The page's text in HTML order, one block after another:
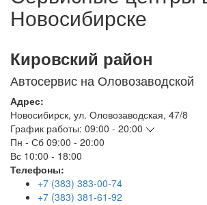
Новосибирске
Кировский район
Автосервис на Оловозаводской
Адрес:
Новосибирск, ул. Оловозаводская, 47/8
График работы: 09:00 - 20:00
Пн - Сб 09:00 - 20:00
Вс 10:00 - 18:00
Телефоны:
+7 (383) 383-00-74
+7 (383) 381-61-92